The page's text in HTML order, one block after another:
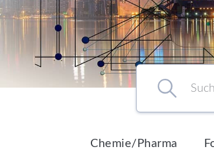
Food
Healthcare
Kunststoff
Suchbegriff
Chemie/Pharma